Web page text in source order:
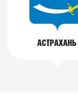
АСТРАХАНЬ